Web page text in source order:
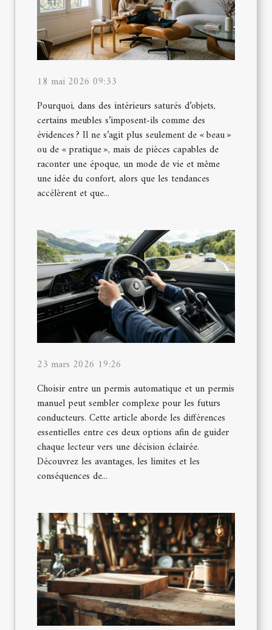
18 mai 2026 09:33
Pourquoi, dans des intérieurs saturés d’objets,
certains meubles s’imposent-ils comme des
évidences ? Il ne s’agit plus seulement de « beau »
ou de « pratique », mais de pièces capables de
raconter une époque, un mode de vie et même
une idée du confort, alors que les tendances
accélèrent et que...
23 mars 2026 19:26
Choisir entre un permis automatique et un permis
manuel peut sembler complexe pour les futurs
conducteurs. Cette article aborde les différences
essentielles entre ces deux options afin de guider
chaque lecteur vers une décision éclairée.
Découvrez les avantages, les limites et les
conséquences de...